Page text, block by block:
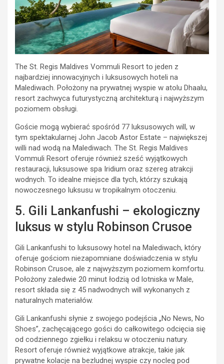
The St. Regis Maldives Vommuli Resort to jeden z
najbardziej innowacyjnych i luksusowych hoteli na
Malediwach. Położony na prywatnej wyspie w atolu Dhaalu,
resort zachwyca futurystyczną architekturą i najwyższym
poziomem obsługi.
Goście mogą wybierać spośród 77 luksusowych will, w
tym spektakularnej John Jacob Astor Estate – największej
willi nad wodą na Malediwach. The St. Regis Maldives
Vommuli Resort oferuje również sześć wyjątkowych
restauracji, luksusowe spa Iridium oraz szereg atrakcji
wodnych. To idealne miejsce dla tych, którzy szukają
nowoczesnego luksusu w tropikalnym otoczeniu.
5. Gili Lankanfushi – ekologiczny
luksus w stylu Robinson Crusoe
Gili Lankanfushi to luksusowy hotel na Malediwach, który
oferuje gościom niezapomniane doświadczenia w stylu
Robinson Crusoe, ale z najwyższym poziomem komfortu.
Położony zaledwie 20 minut łodzią od lotniska w Male,
resort składa się z 45 nadwodnych will wykonanych z
naturalnych materiałów.
Gili Lankanfushi słynie z swojego podejścia „No News, No
Shoes”, zachęcającego gości do całkowitego odcięcia się
od codziennego zgiełku i relaksu w otoczeniu natury.
Resort oferuje również wyjątkowe atrakcje, takie jak
prywatne kolacje na bezludnej wyspie czy nocleg pod